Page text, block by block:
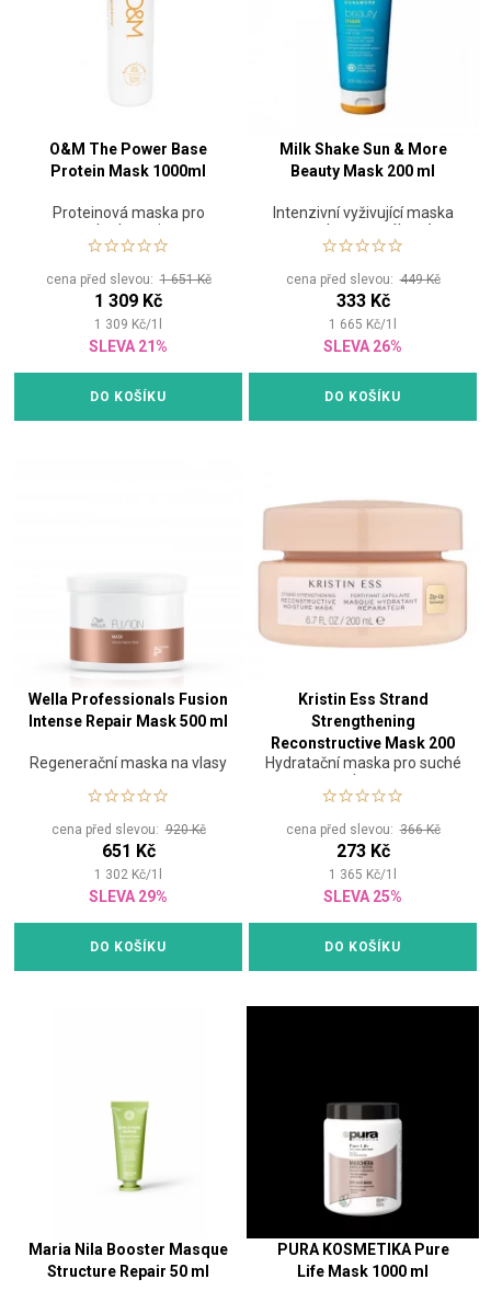
O&M The Power Base
Protein Mask 1000ml
Proteinová maska pro
hydrataci
cena před slevou:1 651 Kč
1 309 Kč
1 309 Kč/1
SLEVA 21%
DO KOŠÍKU
Milk Shake Sun & More
Beauty Mask 200 ml
Intenzivní vyživující maska
pro vlasy namáhané
sluncem
cena před slevou:449 Kč
333 Kč
1 665 Kč/1
SLEVA 26%
DO KOŠÍKU
Wella Professionals Fusion
Intense Repair Mask 500 ml
Regenerační maska na vlasy
cena před slevou:920 Kč
651 Kč
1 302 Kč/1
SLEVA 29%
DO KOŠÍKU
Kristin Ess Strand
Strengthening
Reconstructive Mask 200
ml
Hydratační maska pro suché
vlasy
cena před slevou:366 Kč
273 Kč
1 365 Kč/1
SLEVA 25%
DO KOŠÍKU
Maria Nila Booster Masque
Structure Repair 50 ml
PURA KOSMETIKA Pure
Life Mask 1000 ml